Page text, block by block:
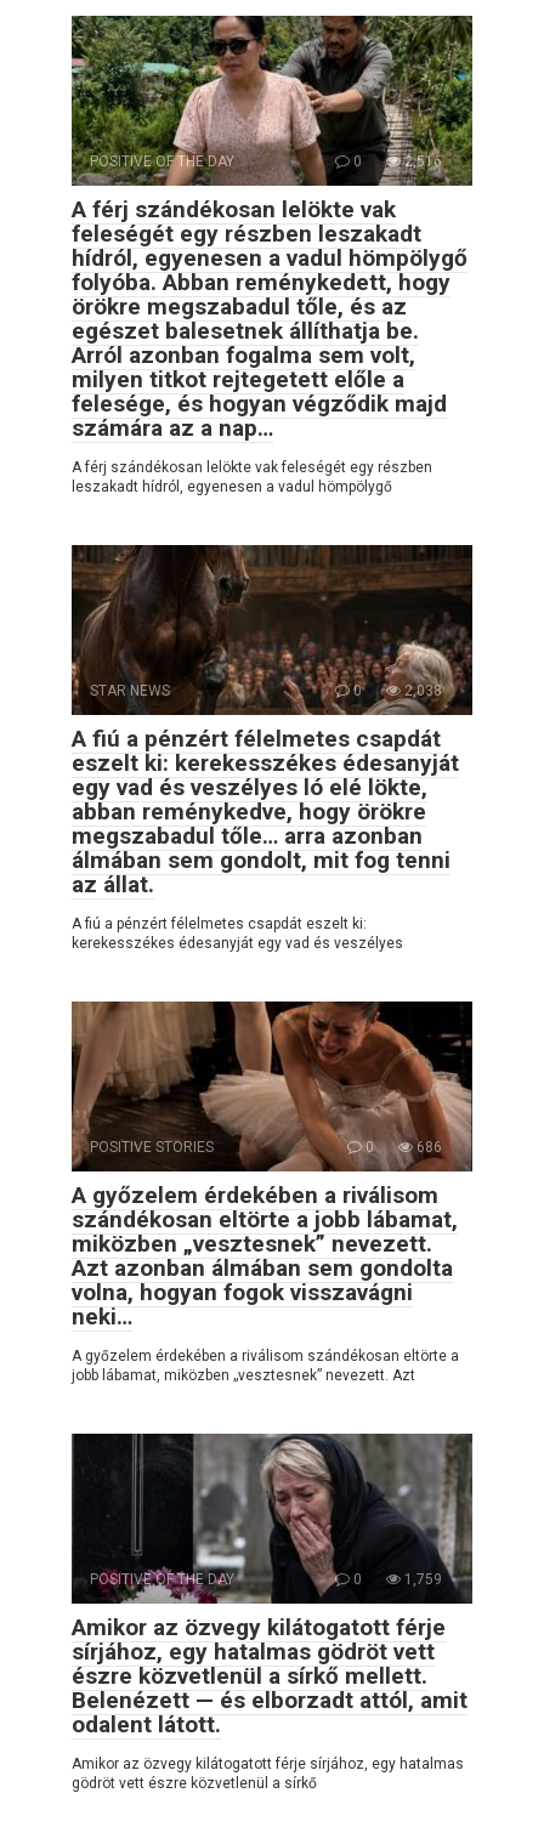
POSITIVE OF THE DAY 0 2,516
A férj szándékosan lelökte vak
feleségét egy részben leszakadt
hídról, egyenesen a vadul hömpölygő
folyóba. Abban reménykedett, hogy
örökre megszabadul tőle, és az
egészet balesetnek állíthatja be.
Arról azonban fogalma sem volt,
milyen titkot rejtegetett előle a
felesége, és hogyan végződik majd
számára az a nap…
A férj szándékosan lelökte vak feleségét egy részben
leszakadt hídról, egyenesen a vadul hömpölygő
STAR NEWS 0 2,038
A fiú a pénzért félelmetes csapdát
eszelt ki: kerekesszékes édesanyját
egy vad és veszélyes ló elé lökte,
abban reménykedve, hogy örökre
megszabadul tőle… arra azonban
álmában sem gondolt, mit fog tenni
az állat.
A fiú a pénzért félelmetes csapdát eszelt ki:
kerekesszékes édesanyját egy vad és veszélyes
POSITIVE STORIES 0 686
A győzelem érdekében a riválisom
szándékosan eltörte a jobb lábamat,
miközben „vesztesnek” nevezett.
Azt azonban álmában sem gondolta
volna, hogyan fogok visszavágni
neki…
A győzelem érdekében a riválisom szándékosan eltörte a
jobb lábamat, miközben „vesztesnek” nevezett. Azt
POSITIVE OF THE DAY 0 1,759
Amikor az özvegy kilátogatott férje
sírjához, egy hatalmas gödröt vett
észre közvetlenül a sírkő mellett.
Belenézett — és elborzadt attól, amit
odalent látott.
Amikor az özvegy kilátogatott férje sírjához, egy hatalmas
gödröt vett észre közvetlenül a sírkő